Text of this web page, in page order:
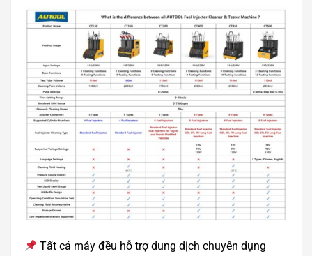
Tất cả máy đều hỗ trợ dung dịch chuyên dụng